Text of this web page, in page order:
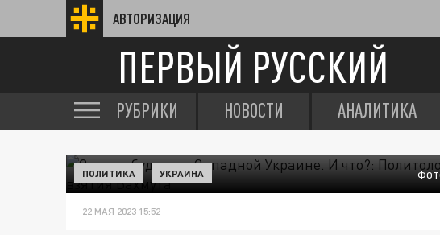
АВТОРИЗАЦИЯ
ПЕРВЫЙ РУССКИЙ
РУБРИКИ НОВОСТИ АНАЛИТИКА
ПОЛИТИКА УКРАИНА
22 МАЯ 2023 15:52